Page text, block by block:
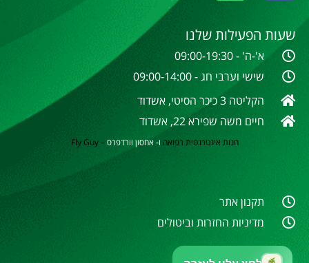
שעות הפעילות שלנו
א'-ה' - 09:00-19:30
שישי וערבי חג - 09:00-14:00
הקליטה 3 כיכר הסיטי, אשדוד
חיים משה שפירא 22, אשדוד
חנות אינטרנטית רפואה ו- אחסון וורדפרס–
Fly Guy
תקנון אתר
מדיניות החזרות וביטולים